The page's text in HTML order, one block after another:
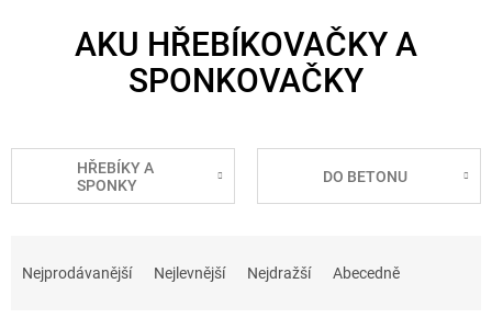
AKU HŘEBÍKOVAČKY A
SPONKOVAČKY
HŘEBÍKY A
SPONKY
DO BETONU
Nejprodávanější Nejlevnější Nejdražší Abecedně